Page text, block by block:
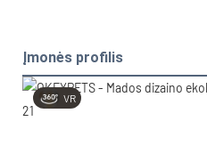
Įmonės profilis
VR